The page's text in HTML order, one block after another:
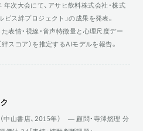
次大会にて、アサヒ飲料株式会社・株式
ス絆プロジェクト」の成果を発表。
表情・視線・音声特徴量と心理尺度デー
スコア）を推定するAIモデルを報告。
中山書店、2015年） ― 顧問・寺澤悠理 分